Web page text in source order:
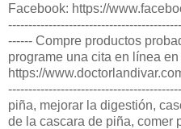
Facebook: https://
------ Compre productos
programe una cita en línea en
https://
piña, mejorar la digestión,
de la cascara de piña, comer